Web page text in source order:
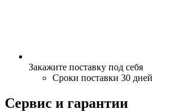
Закажите поставку под себя
Сроки поставки 30 дней
Сервис и гарантии